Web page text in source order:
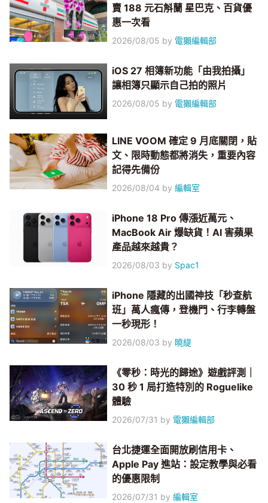
賣 188 元石斛蘭 星巴克、百貨優
惠一次看
2026/08/05 by 電獺編輯部
iOS 27 相簿新功能「由我拍攝」
讓相簿只顯示自己拍的照片
2026/08/05 by 電獺編輯部
LINE VOOM 確定 9 月底關閉，貼
文、限時動態都將消失，重要內容
記得先備份
2026/08/04 by編輯室
iPhone 18 Pro 傳漲近萬元、
MacBook Air 爆缺貨！AI 害蘋果
產品越來越貴？
2026/08/03 by Spac1
iPhone 隱藏的出國神技「秒查航
班」萬人瘋傳，登機門、行李轉盤
一秒現形！
2026/08/03 by 曉緹
《零秒：時光的歸途》遊戲評測｜
30 秒 1 局打造特別的 Roguelike
體驗
2026/07/31 by 電獺編輯部
台北捷運全面開放刷信用卡、
Apple Pay 進站：設定教學與必看
的優惠限制
2026/07/31 by編輯室